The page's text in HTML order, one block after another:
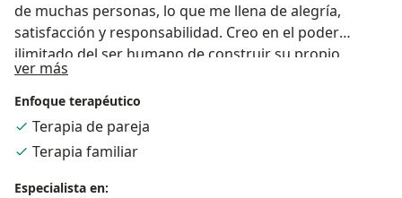
de muchas personas, lo que me llena de alegría,
satisfacción y responsabilidad. Creo en el poder
ilimitado del ser humano de construir su propio
destino. Trabajo con personas de todas las edades,
niños, ancianos, jóvenes y adultos, desde la
perspectiva de la psicología transformacional. Realizo
psicoterapia individual, terapia de pareja y familia.
ver más
Enfoque terapéutico
Terapia de pareja
Terapia familiar
Especialista en: